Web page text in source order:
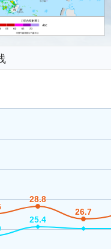
28.8
28.8
26.7
26.7
25.4
25.4